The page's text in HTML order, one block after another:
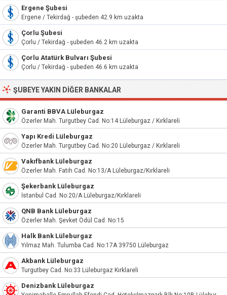
Ergene Şubesi
Ergene / Tekirdağ - şubeden 42.9 km uzakta
Çorlu Şubesi
Çorlu / Tekirdağ - şubeden 46.2 km uzakta
Çorlu Atatürk Bulvarı Şubesi
Çorlu / Tekirdağ - şubeden 46.6 km uzakta
ŞUBEYE YAKIN DIĞER BANKALAR
Garanti BBVA Lüleburgaz
Özerler Mah. Turgutbey Cad. No:14 Lüleburgaz / Kırklareli
Yapı Kredi Lüleburgaz
Özerler Mah. Turgutbey Cad. No:20 Lüleburgaz / Kırklareli
Vakıfbank Lüleburgaz
Özerler Mah. Fatih Cad. No:13/A Lüleburgaz/Kırklareli
Şekerbank Lüleburgaz
İstanbul Cad. No:20/A Lüleburgaz/Kırklareli
QNB Bank Lüleburgaz
Özerler Mah. Şevket Ödül Cad. No:15
Halk Bank Lüleburgaz
Yılmaz Mah. Tulumba Cad. No:17A 39750 Lüleburgaz
Akbank Lüleburgaz
Turgutbey Cad. No:33 Lüleburgaz Kırklareli
Denizbank Lüleburgaz